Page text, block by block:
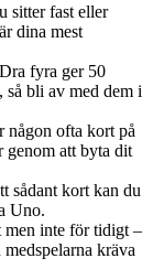
sitter fast eller
dina mest
fyra ger 50
så bli av med dem i
någon ofta kort på
genom att byta dit
sådant kort kan du
Uno.
men inte för tidigt –
kräva